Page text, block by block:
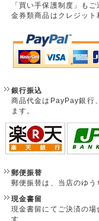
「買い手保護制度」も
金券類商品はクレジット
銀行振込
商品代金はPayPay銀行
ます。
郵便振替
郵便振替は、当店のゆう
現金書留
現金書留にてご決済の
す。